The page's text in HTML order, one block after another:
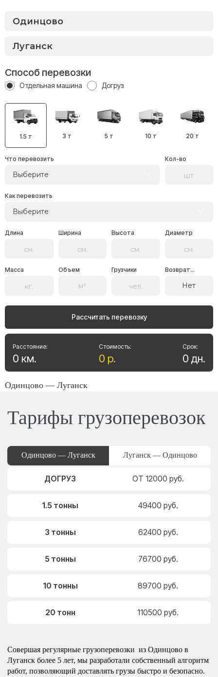
Способ перевозки
Отдельная машина Догруз
1.5 т 3 т 5 т 10 т 20 т
Что перевозить
Выберите
Кол-во
Как перевозить
Выберите
Длина Ширина Высота Диаметр
Масса Объем Грузчики Возврат...
Нет
Рассчитать перевозку
Стоимость:
0 р.
Расстояние:
0 км.
Срок:
0 дн.
Одинцово — Луганск
Тарифы грузоперевозок
Одинцово — Луганск Луганск — Одинцово
ДОГРУЗ ОТ 12000 руб.
1.5 тонны 49400 руб.
3 тонны 62400 руб.
5 тонны 76700 руб.
10 тонны 89700 руб.
20 тонн 110500 руб.
Совершая регулярные грузоперевозки из Одинцово в
Луганск более 5 лет, мы разработали собственный алгоритм
работ, позволяющий доставлять грузы быстро и безопасно.